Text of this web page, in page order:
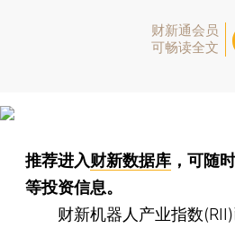
财新通会员
可畅读全文
推荐进入财新数据库 ，可随
等投资信息。
财新机器人产业指数(RII)